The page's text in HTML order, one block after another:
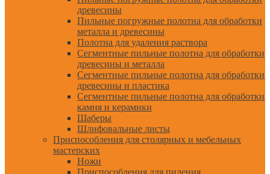
древесины
Пильные погружные полотна для обработки
металла и древесины
Полотна для удаления раствора
Сегментные пильные полотна для обработки
древесины и металла
Сегментные пильные полотна для обработки
древесины и пластика
Сегментные пильные полотна для обработки
камня и керамики
Шаберы
Шлифовальные листы
Приспособления для столярных и мебельных
мастерских
Ножи
Приспособления для пиления